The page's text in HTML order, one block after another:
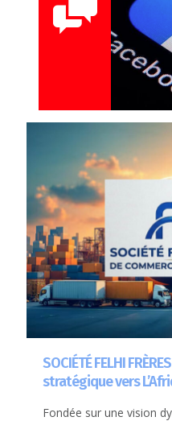
SOCIÉTÉ FELHI
stratégique vers
Fondée sur une vision